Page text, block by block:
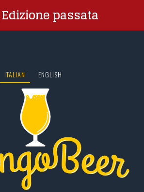
Edizione passata
ITALIAN ENGLISH